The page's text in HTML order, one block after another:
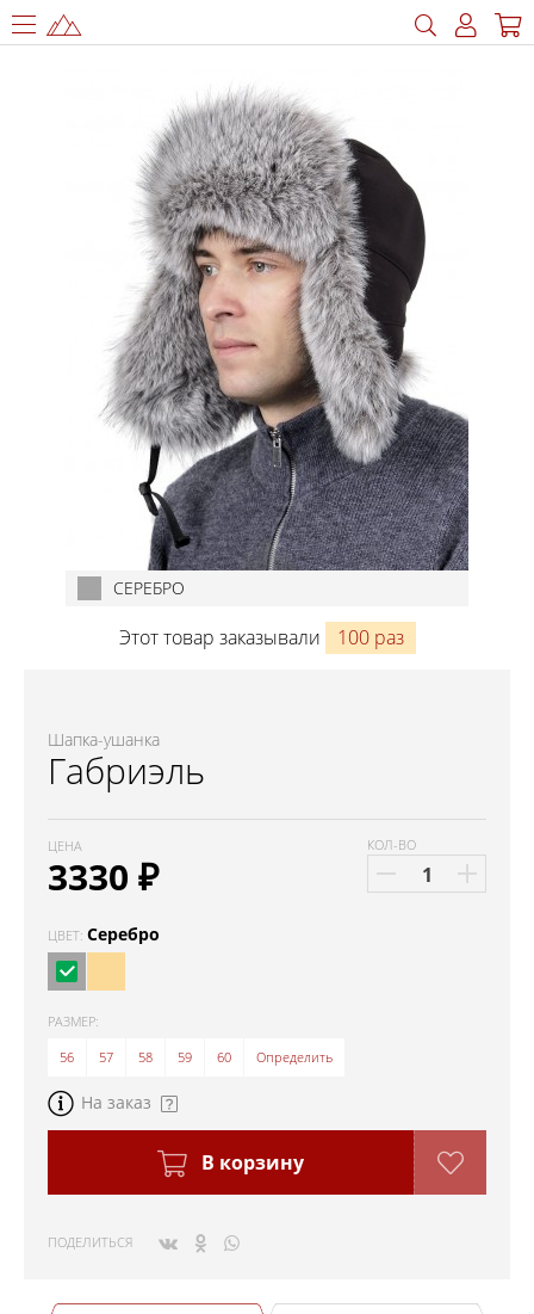
СЕРЕБРО
Этот товар заказывали 100 раз
Шапка-ушанка
Габриэль
ЦЕНА
3330 ₽
КОЛ-ВО
ЦВЕТ: Серебро
РАЗМЕР:
56
57 58 59 60 Определить
На заказ
В корзину
ПОДЕЛИТЬСЯ